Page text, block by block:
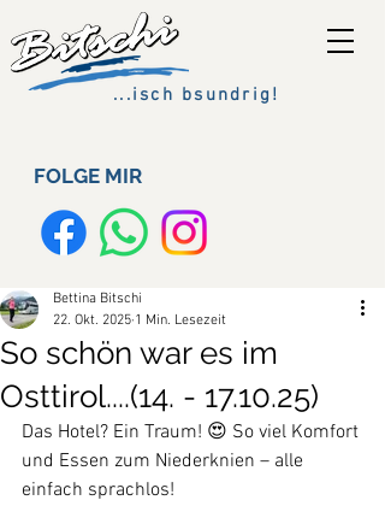
...isch bsundrig!
FOLGE MIR
So schön war es im
Osttirol....(14. - 17.10.25)
Bettina Bitschi
22. Okt. 2025 1 Min. Lesezeit
Das Hotel? Ein Traum! 😍 So viel Komfort
und Essen zum Niederknien – alle
einfach sprachlos!